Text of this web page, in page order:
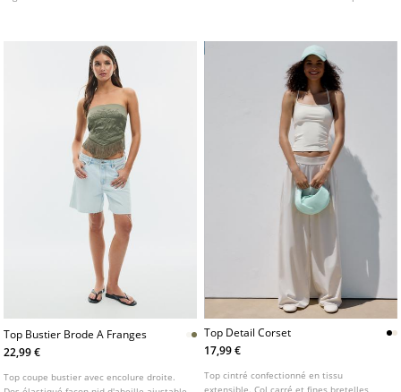
Top Bustier Brode A Franges
22,99 €
Top coupe bustier avec encolure droite.
Top Detail Corset
17,99 €
Top cintré confectionné en tissu